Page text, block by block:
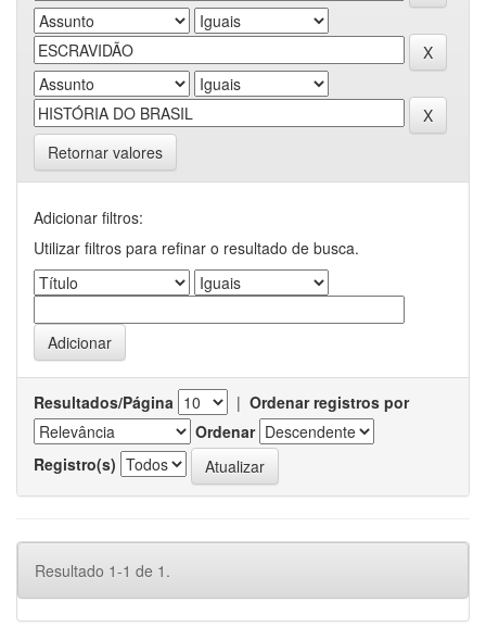
Retornar valores
Adicionar filtros:
Utilizar filtros para refinar o resultado de busca.
Resultados/Página | Ordenar registros por
Ordenar
Registro(s)
Resultado 1-1 de 1.